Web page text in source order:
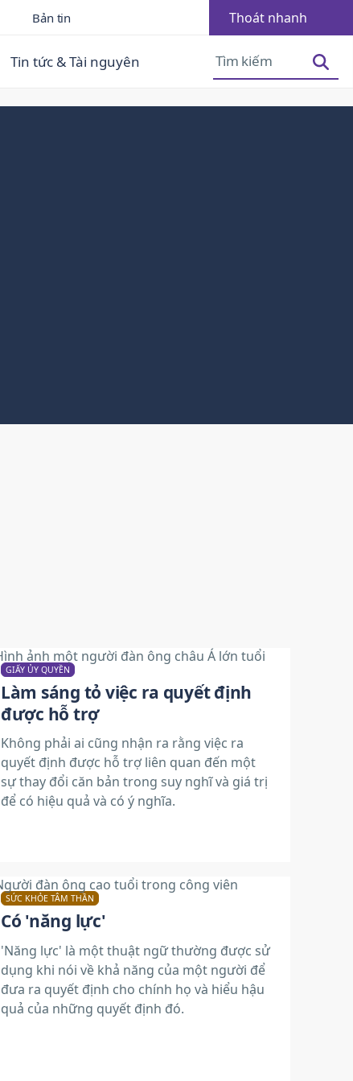
Bản tin Thoát nhanh
Tin tức & Tài nguyên
GIẤY ỦY QUYỀN
Làm sáng tỏ việc ra quyết định
được hỗ trợ
Không phải ai cũng nhận ra rằng việc ra
quyết định được hỗ trợ liên quan đến một
sự thay đổi căn bản trong suy nghĩ và giá trị
để có hiệu quả và có ý nghĩa.
SỨC KHỎE TÂM THẦN
Có 'năng lực'
'Năng lực' là một thuật ngữ thường được sử
dụng khi nói về khả năng của một người để
đưa ra quyết định cho chính họ và hiểu hậu
quả của những quyết định đó.